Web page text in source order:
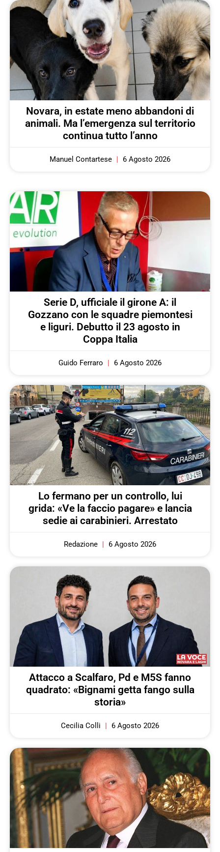
Novara, in estate meno abbandoni di
animali. Ma l’emergenza sul territorio
continua tutto l’anno
Manuel Contartese 6 Agosto 2026
Serie D, ufficiale il girone A: il
Gozzano con le squadre piemontesi
e liguri. Debutto il 23 agosto in
Coppa Italia
Guido Ferraro 6 Agosto 2026
Lo fermano per un controllo, lui
grida: «Ve la faccio pagare» e lancia
sedie ai carabinieri. Arrestato
Redazione 6 Agosto 2026
Attacco a Scalfaro, Pd e M5S fanno
quadrato: «Bignami getta fango sulla
storia»
Cecilia Colli 6 Agosto 2026